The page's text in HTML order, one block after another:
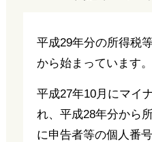
平成29年分の所得税
から始まっています。
平成27年10月にマイ
れ、平成28年分から
に申告者等の個人番